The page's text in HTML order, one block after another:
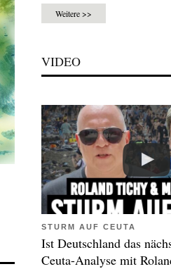
Weitere >>
VIDEO
STURM AUF CEUTA
Ist Deutschland das
Ceuta-Analyse mit